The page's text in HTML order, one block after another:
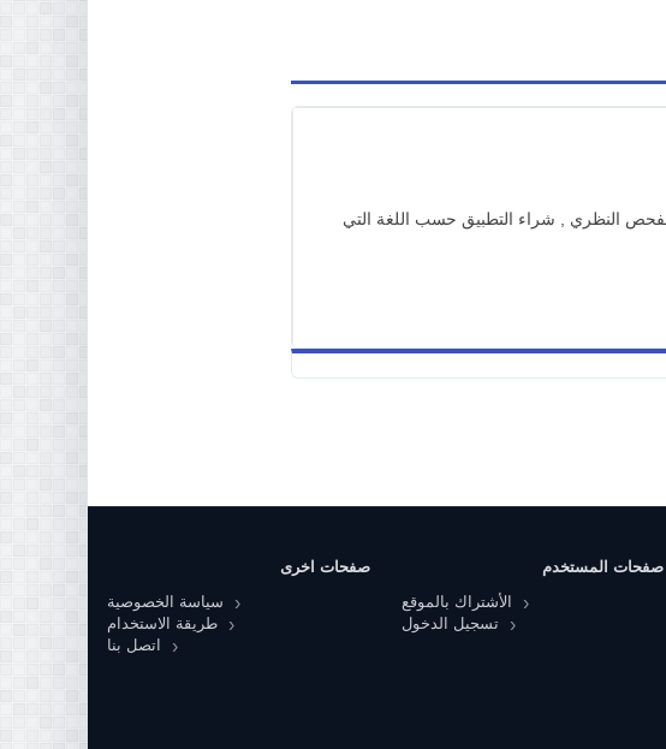
النظري , شراء التطبيق حسب اللغة التي
صفحات المستخدم
الأشتراك بالموقع
تسجيل الدخول
صفحات اخرى
سياسة الخصوصية
طريقة الاستخدام
اتصل بنا